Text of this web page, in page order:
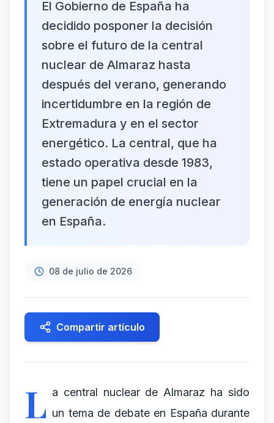
El Gobierno de España ha
decidido posponer la decisión
sobre el futuro de la central
nuclear de Almaraz hasta
después del verano, generando
incertidumbre en la región de
Extremadura y en el sector
energético. La central, que ha
estado operativa desde 1983,
tiene un papel crucial en la
generación de energía nuclear
en España.
08 de julio de 2026
Compartir artículo
L a central nuclear de Almaraz ha sido
un tema de debate en España durante